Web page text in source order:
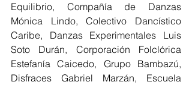
Equilibrio, Compañía de Danzas
Mónica Lindo, Colectivo Dancístico
Caribe, Danzas Experimentales Luis
Soto Durán, Corporación Folclórica
Estefanía Caicedo, Grupo Bambazú,
Disfraces Gabriel Marzán, Escuela